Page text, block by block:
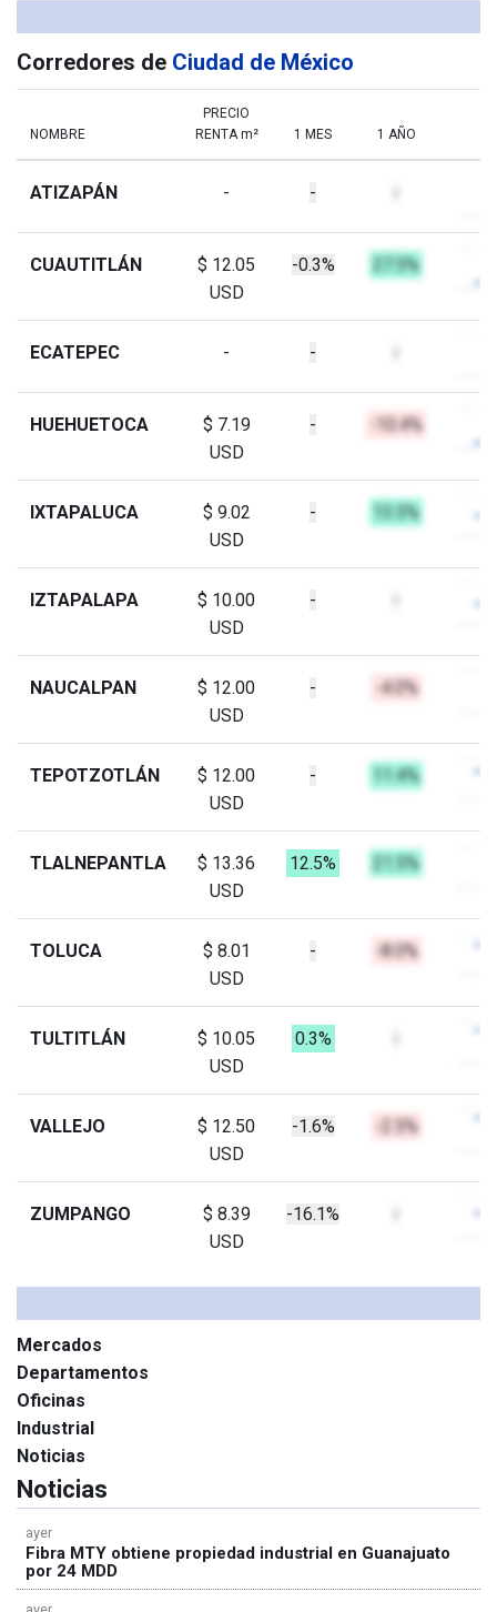
Mercados
Departamentos
Oficinas
Industrial
Noticias
Corredores de Ciudad de México
NOMBRE
PRECIO
RENTA m²
1 MES 1 AÑO
ATIZAPÁN - -
CUAUTITLÁN
$ 12.05
USD
-0.3% 27.5%
ECATEPEC - -
HUEHUETOCA
$ 7.19
USD
- -10.4%
IXTAPALUCA
$ 9.02
USD
- 13.5%
IZTAPALAPA
$ 10.00
USD
-
NAUCALPAN
$ 12.00
USD
- -4.0%
TEPOTZOTLÁN
$ 12.00
USD
- 11.4%
TLALNEPANTLA
$ 13.36
USD
12.5% 21.5%
TOLUCA
$ 8.01
USD
- -8.0%
TULTITLÁN
$ 10.05
USD
0.3%
VALLEJO
$ 12.50
USD
-1.6% -2.5%
ZUMPANGO
$ 8.39
USD
-16.1%
Noticias
ayer
Fibra MTY obtiene propiedad industrial en Guanajuato
por 24 MDD